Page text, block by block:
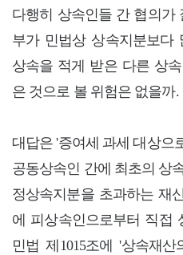
다행히 상속인들 간 협의가
부가 민법상 상속지분보다
상속을 적게 받은 다른 상
은 것으로 볼 위험은 없을까.
대답은 '증여세 과세 대상으
공동상속인 간에 최초의 상
정상속지분을 초과하는 재
에 피상속인으로부터 직접
민법 제1015조에 '상속재